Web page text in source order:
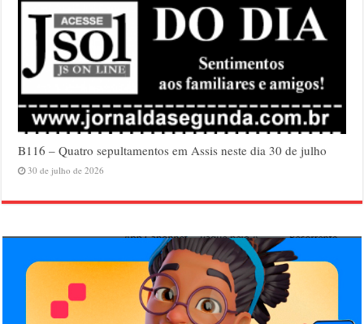
B116 – Quatro sepultamentos em Assis neste dia 30 de julho
30 de julho de 2026